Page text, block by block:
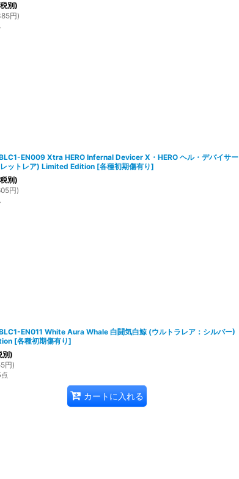
別)
円)
EN009 Xtra HERO Infernal Devicer X・HERO ヘル・デバイサー
ットレア) Limited Edition [各種初期傷有り]
別)
円)
EN011 White Aura Whale 白闘気白鯨 (ウルトラレア：シルバー)
[各種初期傷有り]
別)
円)
カートに入れる